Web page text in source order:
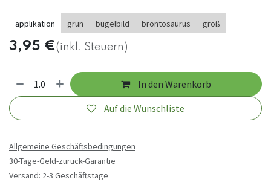
applikation grün bügelbild brontosaurus groß
3,95 €(inkl. Steuern)
In den Warenkorb
Auf die Wunschliste
Allgemeine Geschäftsbedingungen
30-Tage-Geld-zurück-Garantie
Versand: 2-3 Geschäftstage